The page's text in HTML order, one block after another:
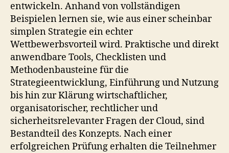
entwickeln. Anhand von vollständigen
Beispielen lernen sie, wie aus einer scheinbar
simplen Strategie ein echter
Wettbewerbsvorteil wird. Praktische und direkt
anwendbare Tools, Checklisten und
Methodenbausteine für die
Strategieentwicklung, Einführung und Nutzung
bis hin zur Klärung wirtschaftlicher,
organisatorischer, rechtlicher und
sicherheitsrelevanter Fragen der Cloud, sind
Bestandteil des Konzepts. Nach einer
erfolgreichen Prüfung erhalten die Teilnehmer